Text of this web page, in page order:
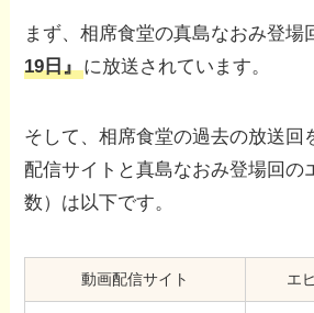
まず、相席食堂の真島なおみ登場
19日』に放送されています。
そして、相席食堂の過去の放送回
配信サイトと真島なおみ登場回の
数）は以下です。
動画配信サイト エ